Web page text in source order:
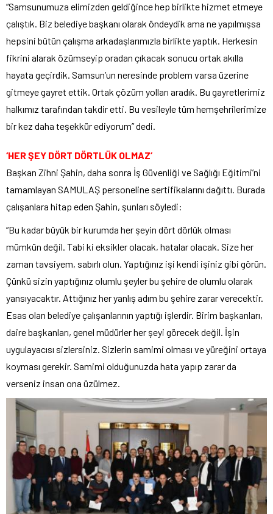
“Samsunumuza elimizden geldiğince hep birlikte hizmet etmeye
çalıştık. Biz belediye başkanı olarak öndeydik ama ne yapılmışsa
hepsini bütün çalışma arkadaşlarımızla birlikte yaptık. Herkesin
fikrini alarak özümseyip oradan çıkacak sonucu ortak akılla
hayata geçirdik. Samsun’un neresinde problem varsa üzerine
gitmeye gayret ettik. Ortak çözüm yolları aradık. Bu gayretlerimiz
halkımız tarafından takdir etti. Bu vesileyle tüm hemşehrilerimize
bir kez daha teşekkür ediyorum” dedi.
‘HER ŞEY DÖRT DÖRTLÜK OLMAZ’
Başkan Zihni Şahin, daha sonra İş Güvenliği ve Sağlığı Eğitimi’ni
tamamlayan SAMULAŞ personeline sertifikalarını dağıttı. Burada
çalışanlara hitap eden Şahin, şunları söyledi:
“Bu kadar büyük bir kurumda her şeyin dört dörlük olması
mümkün değil. Tabi ki eksikler olacak, hatalar olacak. Size her
zaman tavsiyem, sabırlı olun. Yaptığınız işi kendi işiniz gibi görün.
Çünkü sizin yaptığınız olumlu şeyler bu şehire de olumlu olarak
yansıyacaktır. Attığınız her yanlış adım bu şehire zarar verecektir.
Esas olan belediye çalışanlarının yaptığı işlerdir. Birim başkanları,
daire başkanları, genel müdürler her şeyi görecek değil. İşin
uygulayacısı sizlersiniz. Sizlerin samimi olması ve yüreğini ortaya
koyması gerekir. Samimi olduğunuzda hata yapıp zarar da
verseniz insan ona üzülmez.